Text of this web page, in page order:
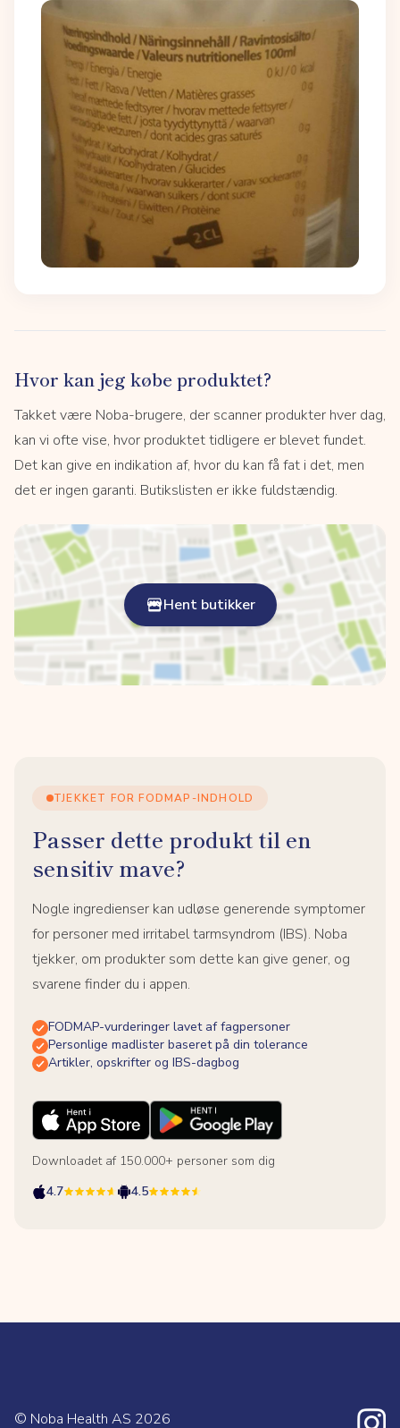
Hvor kan jeg købe produktet?
Takket være Noba-brugere, der scanner produkter hver dag,
kan vi ofte vise, hvor produktet tidligere er blevet fundet.
Det kan give en indikation af, hvor du kan få fat i det, men
det er ingen garanti. Butikslisten er ikke fuldstændig.
Hent butikker
TJEKKET FOR FODMAP-INDHOLD
Passer dette produkt til en
sensitiv mave?
Nogle ingredienser kan udløse generende symptomer
for personer med irritabel tarmsyndrom (IBS). Noba
tjekker, om produkter som dette kan give gener, og
svarene finder du i appen.
FODMAP-vurderinger lavet af fagpersoner
Personlige madlister baseret på din tolerance
Artikler, opskrifter og IBS-dagbog
Downloadet af 150.000+ personer som dig
4.7
4.5
© Noba Health AS 2026